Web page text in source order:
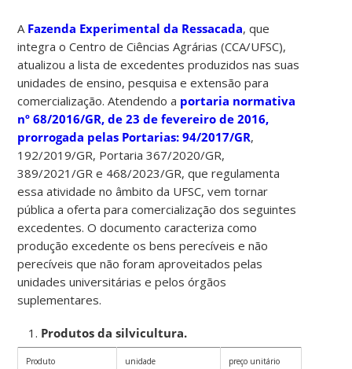
A Fazenda Experimental da Ressacada, que
integra o Centro de Ciências Agrárias (CCA/UFSC),
atualizou a lista de excedentes produzidos nas suas
unidades de ensino, pesquisa e extensão para
comercialização. Atendendo a portaria normativa
nº 68/2016/GR, de 23 de fevereiro de 2016,
prorrogada pelas Portarias: 94/2017/GR,
192/2019/GR, Portaria 367/2020/GR,
389/2021/GR e 468/2023/GR, que regulamenta
essa atividade no âmbito da UFSC, vem tornar
pública a oferta para comercialização dos seguintes
excedentes. O documento caracteriza como
produção excedente os bens perecíveis e não
perecíveis que não foram aproveitados pelas
unidades universitárias e pelos órgãos
suplementares.
Produtos da silvicultura.
Produto unidade preço unitário